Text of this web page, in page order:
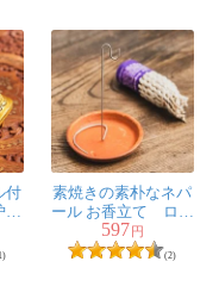
付
素焼きの素朴なネパ
ール お香立て ロー
プ香、コーン香用
小物入れにも
597 円
(2)